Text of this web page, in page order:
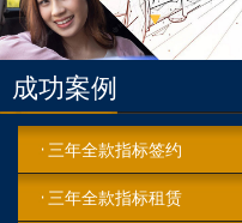
成功案例
三年全款指标签约
三年全款指标租赁